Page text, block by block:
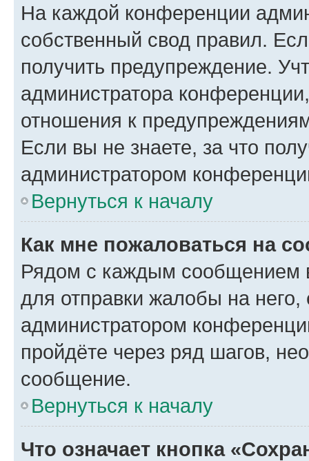
На каждой конференции
собственный свод правил.
получить предупреждение.
администратора
отношения к
Если вы не знаете, за что
администратором
Вернуться к началу
Как мне пожаловаться на
Рядом с каждым сообщением
для отправки жалобы на
администратором
пройдёте через ряд шагов,
сообщение.
Вернуться к началу
Что означает кнопка